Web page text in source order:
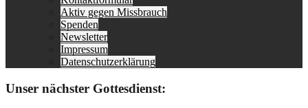
Aktiv gegen Missbrauch
Spenden
Newsletter
Impressum
Datenschutzerklärung
Unser nächster Gottesdienst: